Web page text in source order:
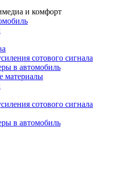
и комфорт
сотового сигнала
в автомобиль
материалы
сотового сигнала
в автомобиль